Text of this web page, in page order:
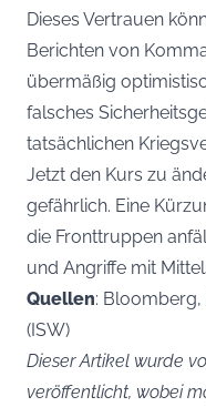
Dieses Vertrauen
Berichten von
übermäßig
falsches
tatsächlichen
Jetzt den Kurs zu
gefährlich. Eine
die Fronttruppen
und Angriffe mit
Quellen:
(ISW)
Dieser Artikel wurde
veröffentlicht, wobei